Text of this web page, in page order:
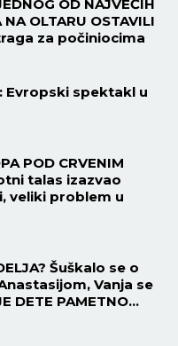
OD NAJVEĆIH
OLTARU OSTAVILI
za počiniocima
Evropski spektakl u
POD CRVENIM
talas izazvao
veliki problem u
Šuškalo se o
Vanja se
DETE PAMETNO...